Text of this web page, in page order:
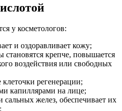
у косметологов:
и оздоравливает кожу;
становятся крепче, повышается
воздействия или свободных
регенерации;
капиллярами на лице;
сальных желез, обеспечивает их